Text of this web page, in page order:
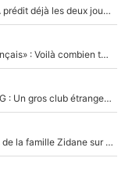
PSG : Deux gros transferts bouclés en 2027 ? L'IA prédit déjà les deux joueurs qui pourraient rejoindre Luis Enrique !
«C'est un beau salaire par rapport à 90 % des Français» : Voilà combien touchait Nelson Monfort sur France Télévisions avant de rejoindre CNews
Ferran Torres a pris sa décision concernant le PSG : Un gros club étranger prêt à relancer le feuilleton pour la signature du champion du monde 2026 !
«Il est très heureux et impatient» : Les révélations de la famille Zidane sur sa prise de pouvoir en équipe de France !